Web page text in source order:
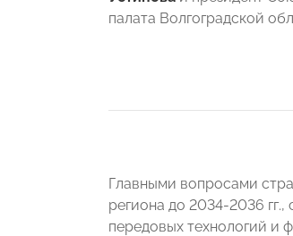
палата Волгоградской
Главными вопросами
региона до 2034-2036
передовых технологий и